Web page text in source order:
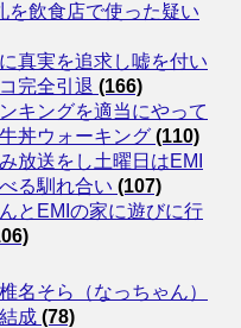
を飲食店で使った疑い
真実を追求し嘘を付い
完全引退 (166)
キングを適当にやって
丼ウォーキング (110)
放送をし土曜日はEMI
る馴れ合い (107)
とEMIの家に遊びに行
名そら（なっちゃん）
成 (78)